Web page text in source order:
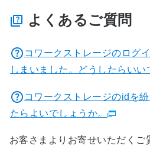
よくあるご質問
コワークストレージのログ
しまいました。どうしたらいい
コワークストレージのidを
たらよいでしょうか。
お客さまよりお寄せいただく